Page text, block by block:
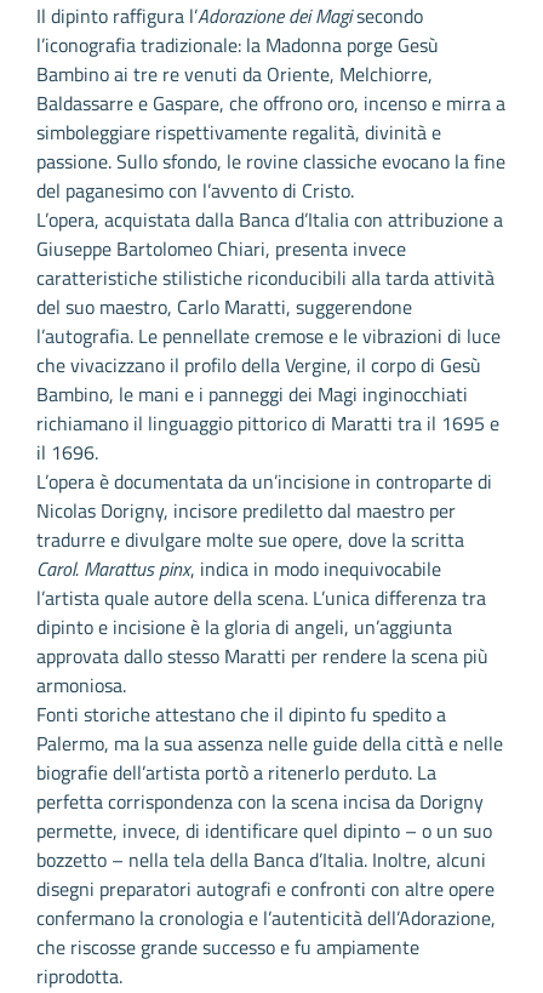
Il dipinto raffigura l’Adorazione dei Magisecondo
l’iconografia tradizionale: la Madonna porge Gesù
Bambino ai tre re venuti da Oriente, Melchiorre,
Baldassarre e Gaspare, che offrono oro, incenso e mirra a
simboleggiare rispettivamente regalità, divinità e
passione. Sullo sfondo, le rovine classiche evocano la fine
del paganesimo con l’avvento di Cristo.
L’opera, acquistata dalla Banca d’Italia con attribuzione a
Giuseppe Bartolomeo Chiari, presenta invece
caratteristiche stilistiche riconducibili alla tarda attività
del suo maestro, Carlo Maratti, suggerendone
l’autografia. Le pennellate cremose e le vibrazioni di luce
che vivacizzano il profilo della Vergine, il corpo di Gesù
Bambino, le mani e i panneggi dei Magi inginocchiati
richiamano il linguaggio pittorico di Maratti tra il 1695 e
il 1696.
L’opera è documentata da un’incisione in controparte di
Nicolas Dorigny, incisore prediletto dal maestro per
tradurre e divulgare molte sue opere, dove la scritta
Carol. Marattus pinx, indica in modo inequivocabile
l’artista quale autore della scena. L’unica differenza tra
dipinto e incisione è la gloria di angeli, un’aggiunta
approvata dallo stesso Maratti per rendere la scena più
armoniosa.
Fonti storiche attestano che il dipinto fu spedito a
Palermo, ma la sua assenza nelle guide della città e nelle
biografie dell’artista portò a ritenerlo perduto. La
perfetta corrispondenza con la scena incisa da Dorigny
permette, invece, di identificare quel dipinto – o un suo
bozzetto – nella tela della Banca d’Italia. Inoltre, alcuni
disegni preparatori autografi e confronti con altre opere
confermano la cronologia e l’autenticità dell’Adorazione,
che riscosse grande successo e fu ampiamente
riprodotta.